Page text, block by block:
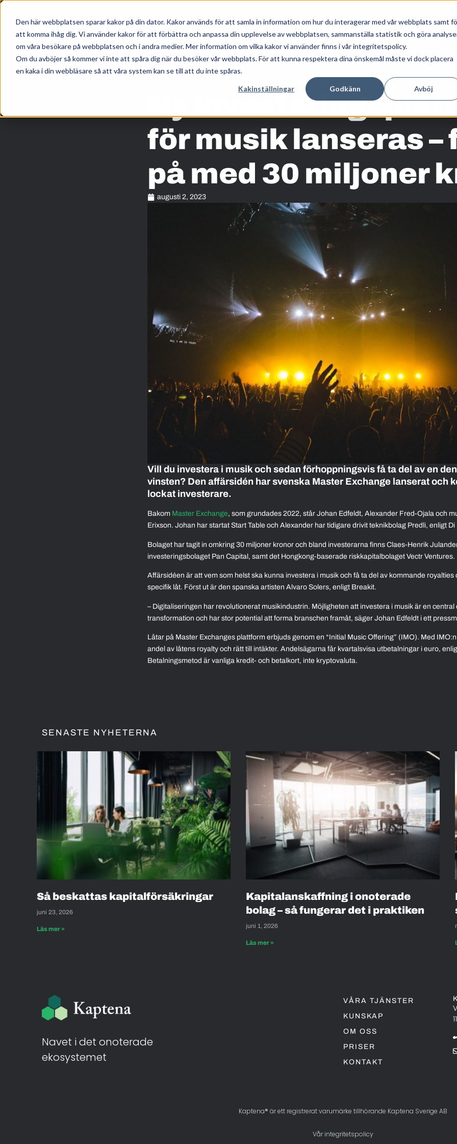
Den här webbplatsen sparar kakor på din dator. Kakor används för att samla in information om hur du interagerar med vår webbplats samt
att komma ihåg dig. Vi använder kakor för att förbättra och anpassa din upplevelse av webbplatsen, sammanställa statistik och göra
om våra besökare på webbplatsen och i andra medier. Mer information om vilka kakor vi använder finns i vår integritetspolicy.
Om du avböjer så kommer vi inte att spåra dig när du besöker vår webbplats. För att kunna respektera dina önskemål måste vi dock placera
en kaka i din webbläsare så att våra system kan se till att du inte spåras.
Kakinställningar Godkänn Avböj
Våra tjänster Kunskap Om oss
HEM/KUNSKAP/
Ny
för musik lanseras –
på med 30 miljoner
augusti 2, 2023
Vill du investera i musik och sedan förhoppningsvis få ta del av en
vinsten? Den affärsidén har svenska Master Exchange lanserat och
lockat investerare.
Bakom Master Exchange, som grundades 2022, står Johan Edfeldt, Alexander Fred-Ojala och
Erixson. Johan har startat Start Table och Alexander har tidigare drivit teknikbolag Predli, enligt Di
Bolaget har tagit in omkring 30 miljoner kronor och bland investerarna finns Claes-Henrik
investeringsbolaget Pan Capital, samt det Hongkong-baserade riskkapitalbolaget Vectr Ventures.
Affärsidéen är att vem som helst ska kunna investera i musik och få ta del av kommande royalties
specifik låt. Först ut är den spanska artisten Alvaro Solers, enligt Breakit.
– Digitaliseringen har revolutionerat musikindustrin. Möjligheten att investera i musik är en central
transformation och har stor potential att forma branschen framåt, säger Johan Edfeldt i ett
Låtar på Master Exchanges plattform erbjuds genom en “Initial Music Offering” (IMO). Med
andel av låtens royalty och rätt till intäkter. Andelsägarna får kvartalsvisa utbetalningar i euro,
Betalningsmetod är vanliga kredit- och betalkort, inte kryptovaluta.
SENASTE NYHETERNA
Så beskattas kapitalförsäkringar
juni 23, 2026
Läs mer »
Kapitalanskaffning i onoterade
bolag – så fungerar det i praktiken
juni 1, 2026
Läs mer »
Navet i det onoterade
ekosystemet
VÅRA TJÄNSTER
KUNSKAP
OM OSS
PRISER
KONTAKT
Kaptena® är ett registrerat varumärke tillhörande Kaptena Sverige AB
Vår integritetspolicy